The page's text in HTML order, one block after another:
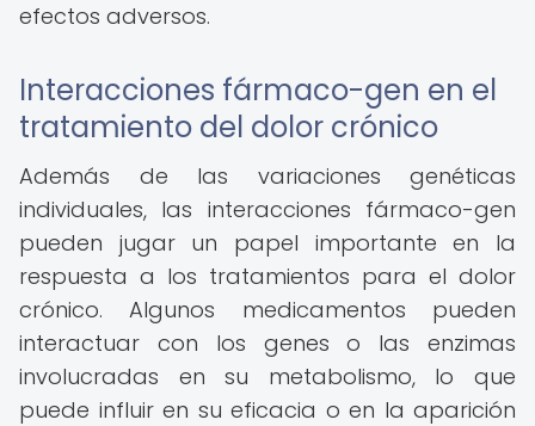
efectos adversos.
Interacciones fármaco-gen en el
tratamiento del dolor crónico
Además de las variaciones genéticas
individuales, las interacciones fármaco-gen
pueden jugar un papel importante en la
respuesta a los tratamientos para el dolor
crónico. Algunos medicamentos pueden
interactuar con los genes o las enzimas
involucradas en su metabolismo, lo que
puede influir en su eficacia o en la aparición